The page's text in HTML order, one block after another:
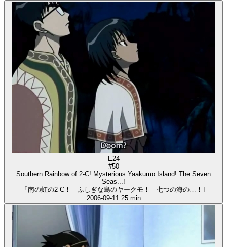
E24
#50
Southern Rainbow of 2-C! Mysterious Yaakumo Island! The Seven
Seas...!
「南の虹の2-C！ ふしぎな島のヤークモ！ 七つの海の…！｣
2006-09-11 25 min